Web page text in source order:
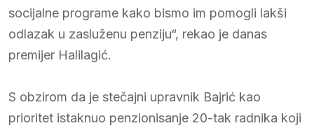
socijalne programe kako bismo im pomogli lakši
odlazak u zasluženu penziju“, rekao je danas
premijer Halilagić.
S obzirom da je stečajni upravnik Bajrić kao
prioritet istaknuo penzionisanje 20-tak radnika koji